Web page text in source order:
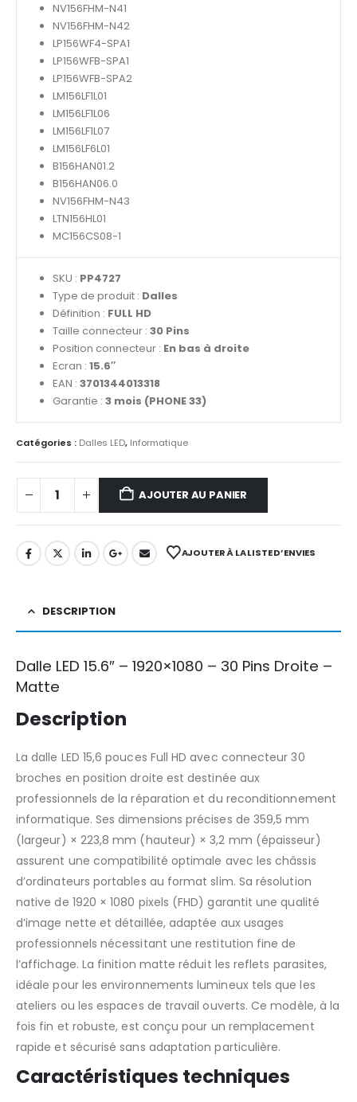
NV156FHM-N41
NV156FHM-N42
LP156WF4-SPA1
LP156WFB-SPA1
LP156WFB-SPA2
LM156LF1L01
LM156LF1L06
LM156LF1L07
LM156LF6L01
B156HAN01.2
B156HAN06.0
NV156FHM-N43
LTN156HL01
MC156CS08-1
SKU : PP4727
Type de produit : Dalles
Définition : FULL HD
Taille connecteur : 30 Pins
Position connecteur : En bas à droite
Ecran : 15.6″
EAN : 3701344013318
Garantie : 3 mois (PHONE 33)
Catégories : Dalles LED, Informatique
AJOUTER AU PANIER
AJOUTER À LA LISTE D’ENVIES
DESCRIPTION
Dalle LED 15.6″ – 1920×1080 – 30 Pins Droite –
Matte
Description
La dalle LED 15,6 pouces Full HD avec connecteur 30
broches en position droite est destinée aux
professionnels de la réparation et du reconditionnement
informatique. Ses dimensions précises de 359,5 mm
(largeur) × 223,8 mm (hauteur) × 3,2 mm (épaisseur)
assurent une compatibilité optimale avec les châssis
d’ordinateurs portables au format slim. Sa résolution
native de 1920 × 1080 pixels (FHD) garantit une qualité
d’image nette et détaillée, adaptée aux usages
professionnels nécessitant une restitution fine de
l’affichage. La finition matte réduit les reflets parasites,
idéale pour les environnements lumineux tels que les
ateliers ou les espaces de travail ouverts. Ce modèle, à la
fois fin et robuste, est conçu pour un remplacement
rapide et sécurisé sans adaptation particulière.
Caractéristiques techniques